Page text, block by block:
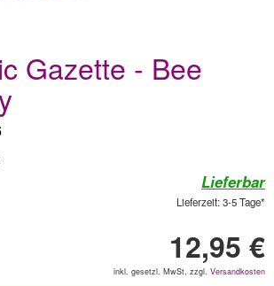
Gazette - Bee
Lieferbar
Lieferzeit: 3-5 Tage*
12,95 €
inkl. gesetzl. MwSt, zzgl. Versandkosten